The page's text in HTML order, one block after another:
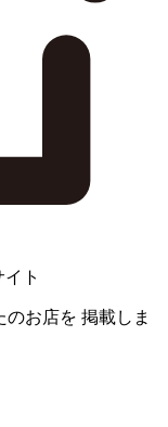
ト
のお店を 掲載しま